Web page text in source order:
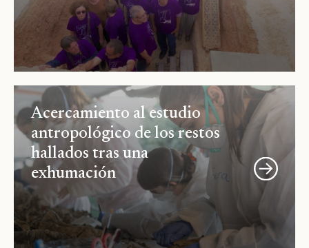
Acercamiento al estudio
antropológico de los restos
hallados tras una
exhumación